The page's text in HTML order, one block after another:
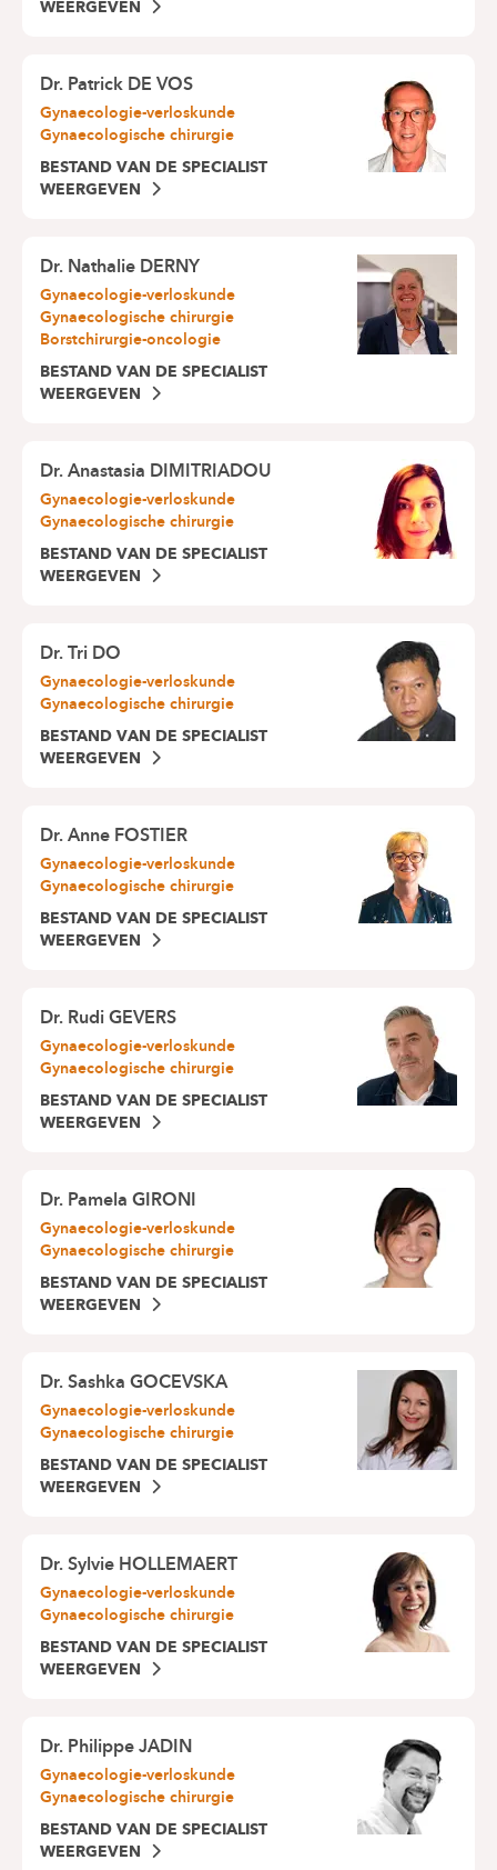
WEERGEVEN
Dr.Patrick DE VOS
Gynaecologie-verloskunde
Gynaecologische chirurgie
BESTAND VAN DE SPECIALIST
WEERGEVEN
Dr.Nathalie DERNY
Gynaecologie-verloskunde
Gynaecologische chirurgie
Borstchirurgie-oncologie
BESTAND VAN DE SPECIALIST
WEERGEVEN
Dr.Anastasia DIMITRIADOU
Gynaecologie-verloskunde
Gynaecologische chirurgie
BESTAND VAN DE SPECIALIST
WEERGEVEN
Dr.Tri DO
Gynaecologie-verloskunde
Gynaecologische chirurgie
BESTAND VAN DE SPECIALIST
WEERGEVEN
Dr.Anne FOSTIER
Gynaecologie-verloskunde
Gynaecologische chirurgie
BESTAND VAN DE SPECIALIST
WEERGEVEN
Dr.Rudi GEVERS
Gynaecologie-verloskunde
Gynaecologische chirurgie
BESTAND VAN DE SPECIALIST
WEERGEVEN
Dr.Pamela GIRONI
Gynaecologie-verloskunde
Gynaecologische chirurgie
BESTAND VAN DE SPECIALIST
WEERGEVEN
Dr.Sashka GOCEVSKA
Gynaecologie-verloskunde
Gynaecologische chirurgie
BESTAND VAN DE SPECIALIST
WEERGEVEN
Dr.Sylvie HOLLEMAERT
Gynaecologie-verloskunde
Gynaecologische chirurgie
BESTAND VAN DE SPECIALIST
WEERGEVEN
Dr.Philippe JADIN
Gynaecologie-verloskunde
Gynaecologische chirurgie
BESTAND VAN DE SPECIALIST
WEERGEVEN